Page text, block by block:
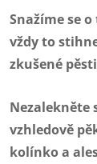
Snažíme se
vždy to
zkušené
Nezalekněte
vzhledově
kolínko a